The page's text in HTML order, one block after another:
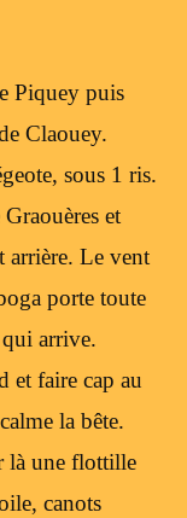
Piquey puis
Claouey.
sous 1 ris.
et
arrière. Le vent
porte toute
arrive.
et faire cap au
la bête.
là une flottille
canots